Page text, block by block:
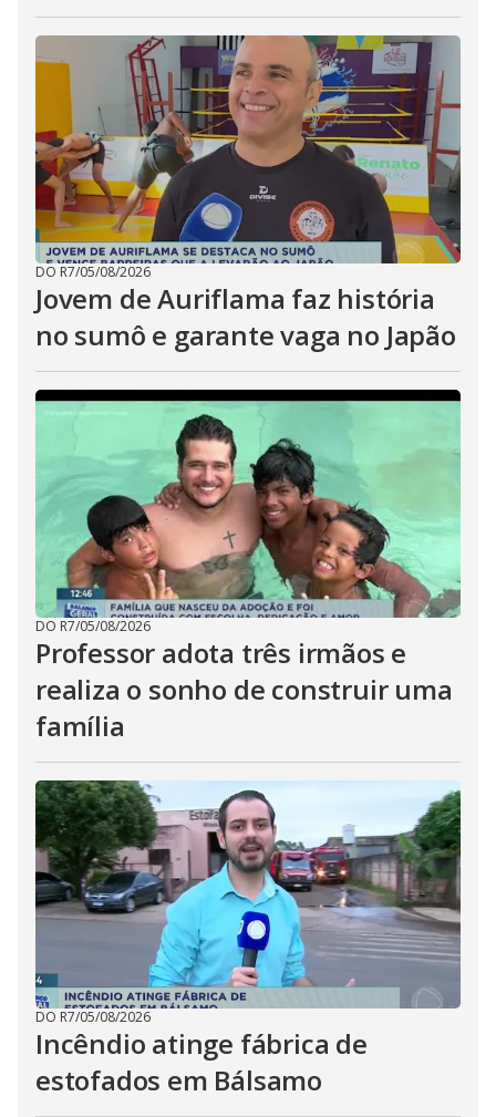
DO R7/05/08/2026
Jovem de Auriflama faz história
no sumô e garante vaga no Japão
DO R7/05/08/2026
Professor adota três irmãos e
realiza o sonho de construir uma
família
DO R7/05/08/2026
Incêndio atinge fábrica de
estofados em Bálsamo